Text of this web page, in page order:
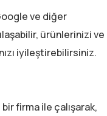
ve diğer
ürünlerinizi ve
iyileştirebilirsiniz.
firma ile çalışarak,